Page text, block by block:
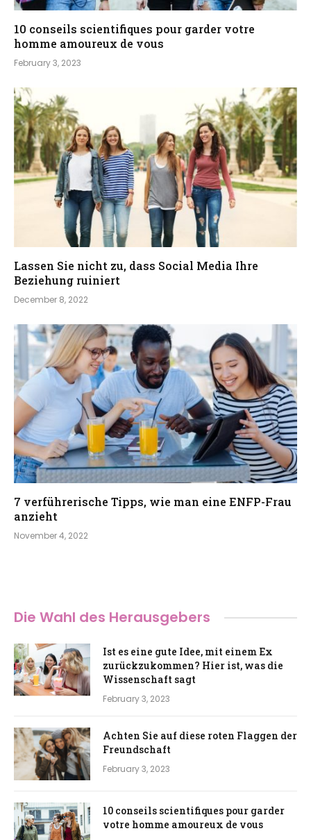
10 conseils scientifiques pour garder votre
homme amoureux de vous
February 3, 2023
Lassen Sie nicht zu, dass Social Media Ihre
Beziehung ruiniert
December 8, 2022
7 verführerische Tipps, wie man eine ENFP-Frau
anzieht
November 4, 2022
Die Wahl des Herausgebers
Ist es eine gute Idee, mit einem Ex
zurückzukommen? Hier ist, was die
Wissenschaft sagt
February 3, 2023
Achten Sie auf diese roten Flaggen der
Freundschaft
February 3, 2023
10 conseils scientifiques pour garder
votre homme amoureux de vous